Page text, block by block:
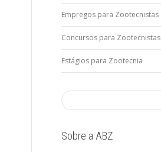
Empregos para Zootecnistas
Concursos para Zootecnistas
Estágios para Zootecnia
Sobre a ABZ